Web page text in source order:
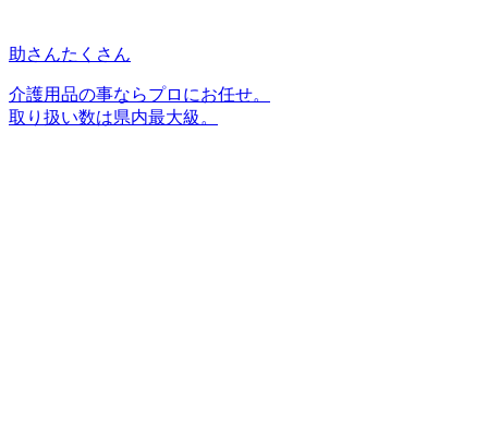
助さんたくさん
介護用品の事ならプロにお任せ。
取り扱い数は県内最大級。